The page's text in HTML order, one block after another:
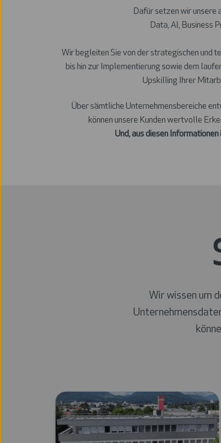
Dafür setzen wir unsere
Data, AI, Business
Wir begleiten Sie von der strategischen und
bis hin zur Implementierung sowie dem
Upskilling Ihrer
Über sämtliche Unternehmensbereiche
können unsere Kunden wertvolle
Und, aus diesen
Wir wissen um
Mit
KI
zur
smarten